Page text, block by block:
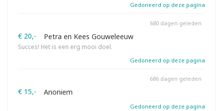
Gedoneerd op deze pagina
€ 20,- Petra en Kees Gouweleeuw
Succes! Het is een erg mooi doel.
680 dagen geleden
Gedoneerd op deze pagina
€ 15,- Anoniem
686 dagen geleden
Gedoneerd op deze pagina